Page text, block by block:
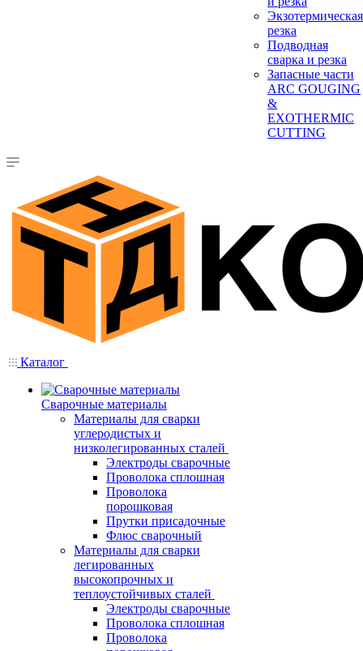
Экзотермическая
резка
Подводная
сварка и резка
Запасные части
ARC GOUGING
&
EXOTHERMIC
CUTTING
Каталог
Сварочные материалы
Материалы для сварки
углеродистых и
низколегированных сталей
Электроды сварочные
Проволока сплошная
Проволока
порошковая
Прутки присадочные
Флюс сварочный
Материалы для сварки
легированных
высокопрочных и
теплоустойчивых сталей
Электроды сварочные
Проволока сплошная
Проволока